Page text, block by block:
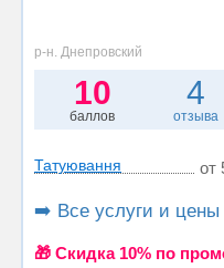
р-н. Днепровский
10
баллов
4
отзыва
Татуювання от
➡️ Все услуги и цены
🎁 Cкидка 10% по